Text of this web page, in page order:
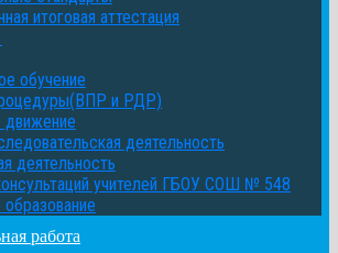
итоговая аттестация
обучение
и РДР)
движение
деятельность
деятельность
учителей ГБОУ СОШ № 548
работа